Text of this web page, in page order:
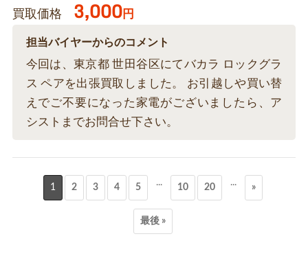
買取価格 3,000円
担当バイヤーからのコメント
今回は、東京都 世田谷区にてバカラ ロックグラ
ス ペアを出張買取しました。 お引越しや買い替
えでご不要になった家電がございましたら、ア
シストまでお問合せ下さい。
1 2 3 4 5 ... 10 20 ... »
最後 »